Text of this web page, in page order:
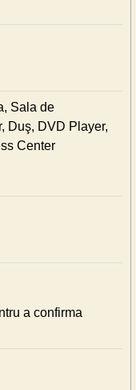
Sala de
Duş, DVD Player,
Center
a confirma